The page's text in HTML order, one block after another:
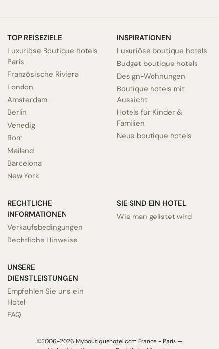
TOP REISEZIELE
Luxuriöse Boutique hotels
Paris
Französische Riviera
London
Amsterdam
Berlin
Venedig
Rom
Mailand
Barcelona
New York
INSPIRATIONEN
Luxuriöse boutique hotels
Budget boutique hotels
Design-Wohnungen
Boutique hotels mit
Aussicht
Hotels für Kinder &
Familien
Neue boutique hotels
RECHTLICHE
INFORMATIONEN
Verkaufsbedingungen
Rechtliche Hinweise
UNSERE
DIENSTLEISTUNGEN
Empfehlen Sie uns ein
Hotel
FAQ
SIE SIND EIN HOTEL
Wie man gelistet wird
©2006-2026 Myboutiquehotel.com France - Paris —